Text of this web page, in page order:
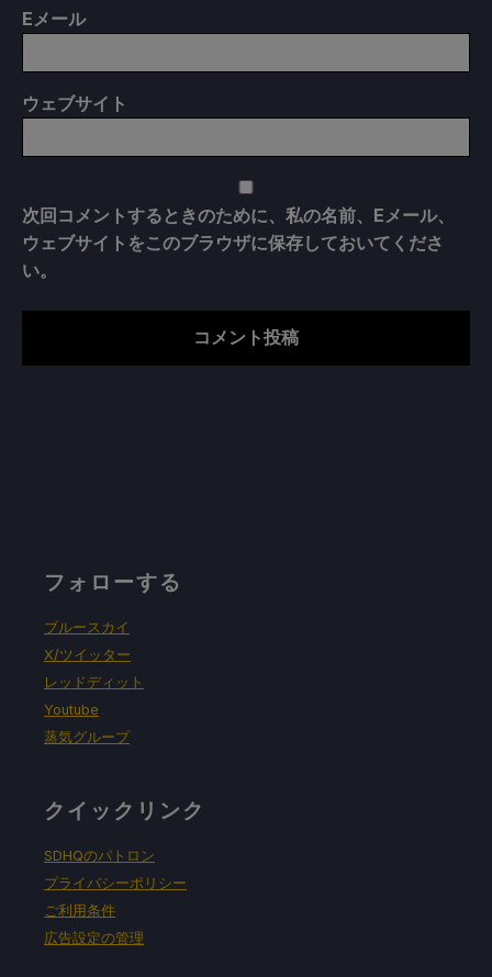
E メール
ウェブサイト
次回コメントするときのために、私の名前、Eメール、
ウェブサイトをこのブラウザに保存しておいてくださ
い。
フォローする
ブルースカイ
X/ツイッター
レッドディット
Youtube
蒸気グループ
クイックリンク
SDHQのパトロン
プライバシーポリシー
ご利用条件
広告設定の管理